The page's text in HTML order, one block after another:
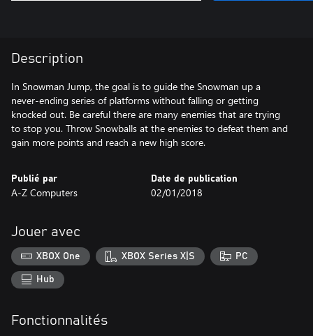
Description
In Snowman Jump, the goal is to guide the Snowman up a
never-ending series of platforms without falling or getting
knocked out. Be careful there are many enemies that are trying
to stop you. Throw Snowballs at the enemies to defeat them and
gain more points and reach a new high score.
Publié par
A-Z Computers
Date de publication
02/01/2018
Jouer avec
XBOX One XBOX Series X|S PC
Hub
Fonctionnalités